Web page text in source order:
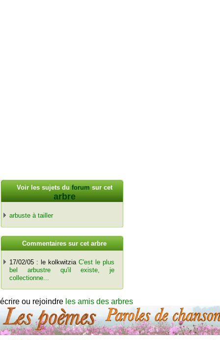
Voir les sujets du forum sur cet
arbre
arbuste à tailler
Commentaires sur cet arbre
17/02/05 : le kolkwitziaC'est le plus
bel arbustre qu'il existe, je
collectionne...
écrire ou rejoindre les amis des arbres